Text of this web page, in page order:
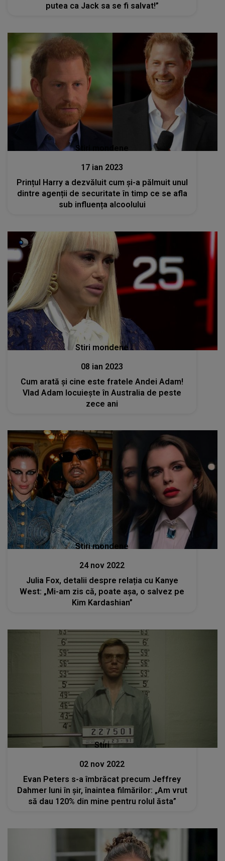
putea ca Jack sa se fi salvat!”
Stiri mondene
17 ian 2023
Prințul Harry a dezvăluit cum și-a pălmuit unul
dintre agenții de securitate în timp ce se afla
sub influența alcoolului
Stiri mondene
08 ian 2023
Cum arată și cine este fratele Andei Adam!
Vlad Adam locuiește în Australia de peste
zece ani
Stiri mondene
24 nov 2022
Julia Fox, detalii despre relația cu Kanye
West: „Mi-am zis că, poate așa, o salvez pe
Kim Kardashian”
Stiri
02 nov 2022
Evan Peters s-a îmbrăcat precum Jeffrey
Dahmer luni în șir, înaintea filmărilor: „Am vrut
să dau 120% din mine pentru rolul ăsta”